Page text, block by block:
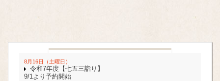
8月16日（土曜日）
令和7年度【七五三詣り】
9/1より予約開始